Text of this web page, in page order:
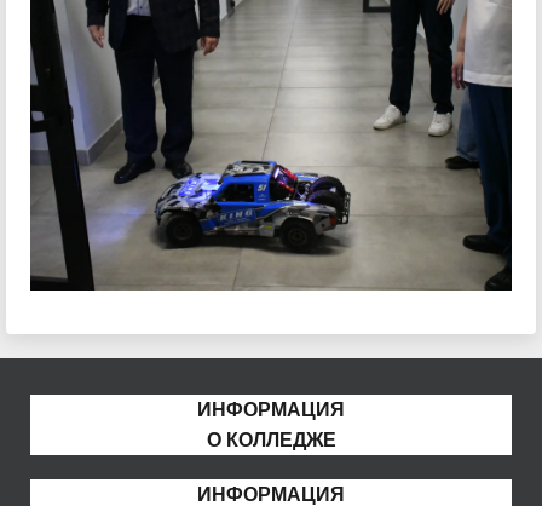
ИНФОРМАЦИЯ
О КОЛЛЕДЖЕ
ИНФОРМАЦИЯ